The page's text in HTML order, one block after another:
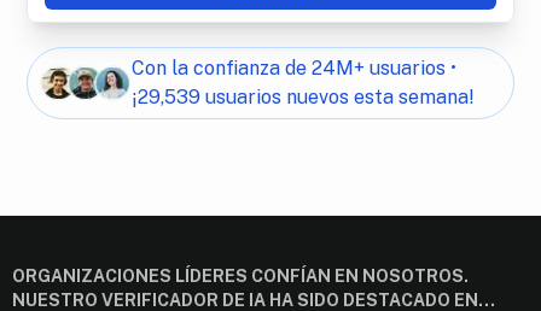
Con la confianza de 24M+ usuarios •
¡29,539 usuarios nuevos esta semana!
ORGANIZACIONES LÍDERES CONFÍAN EN NOSOTROS.
NUESTRO VERIFICADOR DE IA HA SIDO DESTACADO EN…